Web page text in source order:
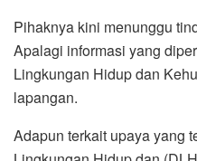
Pihaknya kini menunggu
Apalagi informasi yang
Lingkungan Hidup dan
lapangan.
Adapun terkait upaya yang